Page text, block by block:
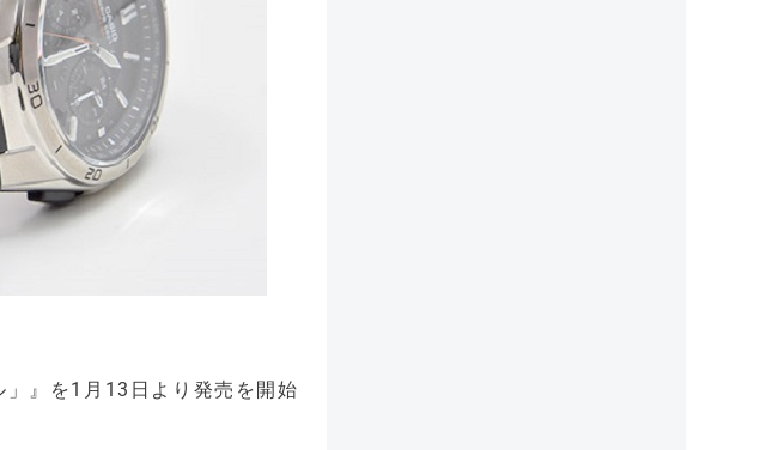
』を1月13日より発売を開始